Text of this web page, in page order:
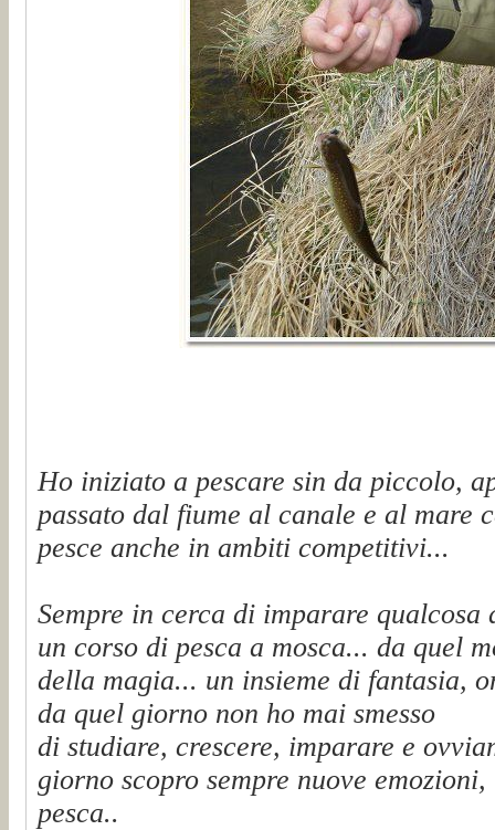
Ho iniziato a pescare sin da piccolo,
passato dal fiume al canale e al mare
pesce anche in ambiti competitivi...
Sempre in cerca di imparare
un corso di pesca a mosca... da quel
della magia... un insieme di fantasia,
da quel giorno non ho mai smesso
di studiare, crescere, imparare e
giorno scopro sempre nuove
pesca..